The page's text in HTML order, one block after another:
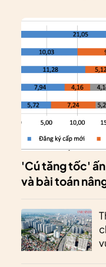
'Cú tăng tốc'
và bài toán